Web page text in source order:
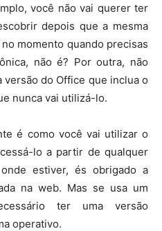
você não vai querer ter
depois que a mesma
momento quando precisas
não é? Por outra, não
do Office que inclua o
nunca vai utilizá-lo.
é como você vai utilizar o
lo a partir de qualquer
estiver, és obrigado a
na web. Mas se usa um
ter uma versão
operativo.